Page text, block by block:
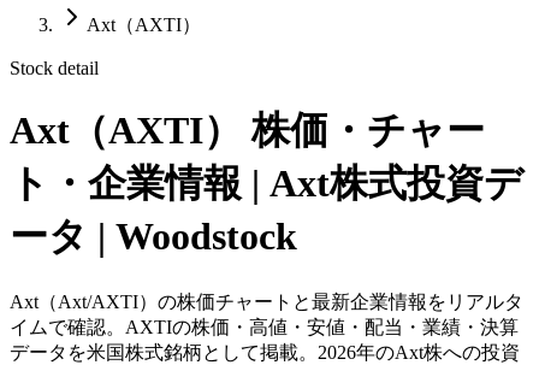
Axt（AXTI）
Stock detail
Axt（AXTI）
株価・チャー
ト・企業情報 | Axt株式投資デ
ータ | Woodstock
Axt（Axt/AXTI）の株価チャートと最新企業情報をリアルタ
イムで確認。AXTIの株価・高値・安値・配当・業績・決算
データを米国株式銘柄として掲載。2026年のAxt株への投資